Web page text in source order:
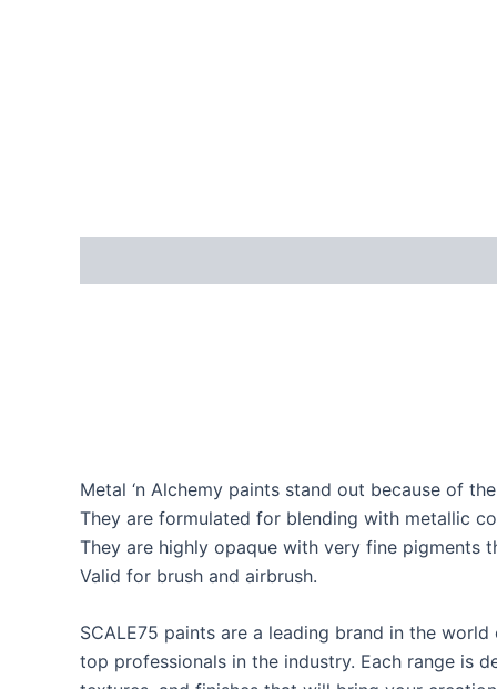
Metal ‘n Alchemy paints stand out because of
They are formulated for blending with metallic
They are highly opaque with very fine pigments
Valid for brush and airbrush.
SCALE75 paints are a leading brand in the
top professionals in the industry. Each range is